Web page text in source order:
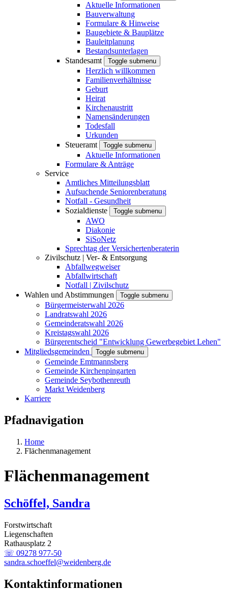
Aktuelle Informationen
Bauverwaltung
Formulare & Hinweise
Baugebiete & Bauplätze
Bauleitplanung
Bestandsunterlagen
Standesamt
Toggle submenu
Herzlich willkommen
Familienverhältnisse
Geburt
Heirat
Kirchenaustritt
Namensänderungen
Todesfall
Urkunden
Steueramt
Toggle submenu
Aktuelle Informationen
Formulare & Anträge
Service
Amtliches Mitteilungsblatt
Aufsuchende Seniorenberatung
Notfall - Gesundheit
Sozialdienste
Toggle submenu
AWO
Diakonie
SiSoNetz
Sprechtag der Versichertenberaterin
Zivilschutz | Ver- & Entsorgung
Abfallwegweiser
Abfallwirtschaft
Notfall | Zivilschutz
Wahlen und Abstimmungen
Toggle submenu
Bürgermeisterwahl 2026
Landratswahl 2026
Gemeinderatswahl 2026
Kreistagswahl 2026
Bürgerentscheid "Entwicklung Gewerbegebiet Lehen"
Mitgliedsgemeinden
Toggle submenu
Gemeinde Emtmannsberg
Gemeinde Kirchenpingarten
Gemeinde Seybothenreuth
Markt Weidenberg
Karriere
Pfadnavigation
Home
Flächenmanagement
Flächenmanagement
Schöffel, Sandra
Forstwirtschaft
Liegenschaften
Rathausplatz 2
☏ 09278 977-50
sandra.schoeffel@weidenberg.de
Kontaktinformationen